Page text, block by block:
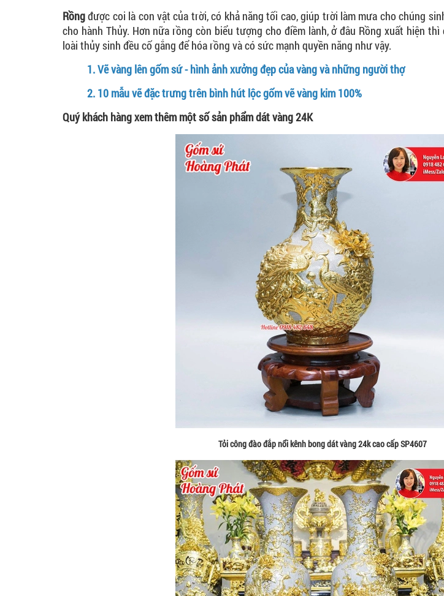
Rồngđược coi là con vật của trời, có khả năng tối cao, giúp trời làm mưa cho chúng
cho hành Thủy. Hơn nữa rồng còn biểu tượng cho điềm lành, ở đâu Rồng xuất hiện
loài thủy sinh đều cố gắng để hóa rồng và có sức mạnh quyền năng như vậy.
1.Vẽ vàng lên gốm sứ - hình ảnh xưởng đẹp của vàng và những người thợ
2. 10 mẫu vẽ đặc trưng trên bình hút lộc gốm vẽ vàng kim 100%
Quý khách hàng xem thêm một số sản phẩm dát vàng 24K
Tỏi công đào đắp nổi kênh bong dát vàng 24k cao cấp SP4607